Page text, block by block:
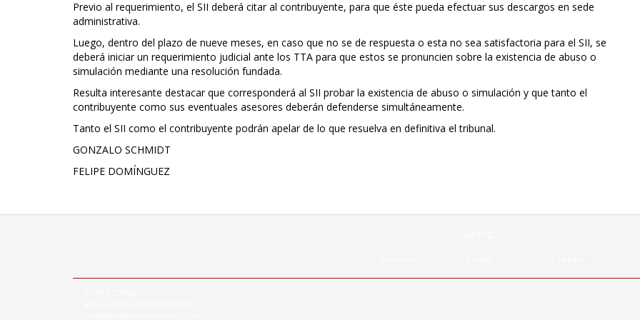
Previo al requerimiento, el SII deberá citar al contribuyente, para que éste pueda efectuar sus descargos en sede
administrativa.
Luego, dentro del plazo de nueve meses, en caso que no se de respuesta o esta no sea satisfactoria para el SII, se
deberá iniciar un requerimiento judicial ante los TTA para que estos se pronuncien sobre la existencia de abuso o
simulación mediante una resolución fundada.
Resulta interesante destacar que corresponderá al SII probar la existencia de abuso o simulación y que tanto el
contribuyente como sus eventuales asesores deberán defenderse simultáneamente.
Tanto el SII como el contribuyente podrán apelar de lo que resuelva en definitiva el tribunal.
GONZALO SCHMIDT
FELIPE DOMÍNGUEZ